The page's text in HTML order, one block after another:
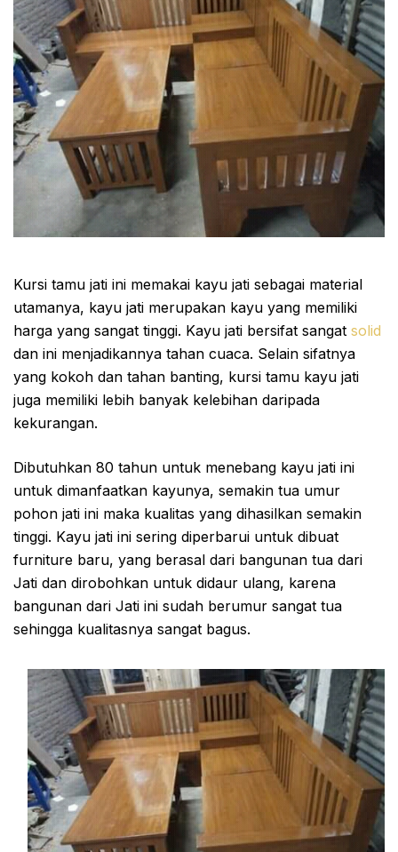
Kursi tamu jati ini memakai kayu jati sebagai material
utamanya, kayu jati merupakan kayu yang memiliki
harga yang sangat tinggi. Kayu jati bersifat sangat solid
dan ini menjadikannya tahan cuaca. Selain sifatnya
yang kokoh dan tahan banting, kursi tamu kayu jati
juga memiliki lebih banyak kelebihan daripada
kekurangan.
Dibutuhkan 80 tahun untuk menebang kayu jati ini
untuk dimanfaatkan kayunya, semakin tua umur
pohon jati ini maka kualitas yang dihasilkan semakin
tinggi. Kayu jati ini sering diperbarui untuk dibuat
furniture baru, yang berasal dari bangunan tua dari
Jati dan dirobohkan untuk didaur ulang, karena
bangunan dari Jati ini sudah berumur sangat tua
sehingga kualitasnya sangat bagus.